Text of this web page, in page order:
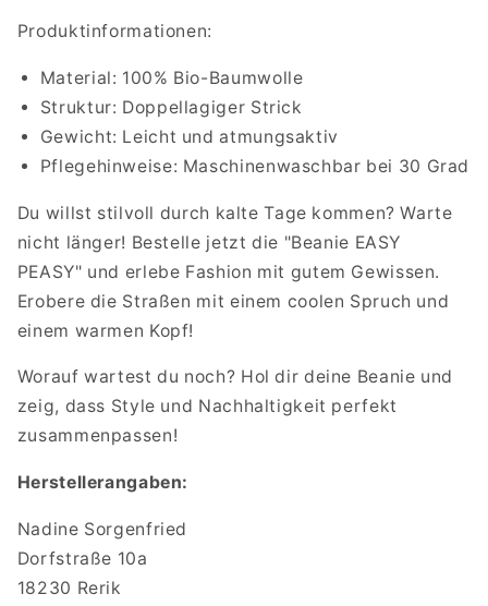
Produktinformationen:
Material: 100% Bio-Baumwolle
Struktur: Doppellagiger Strick
Gewicht: Leicht und atmungsaktiv
Pflegehinweise: Maschinenwaschbar bei 30 Grad
Du willst stilvoll durch kalte Tage kommen? Warte
nicht länger! Bestelle jetzt die "Beanie EASY
PEASY" und erlebe Fashion mit gutem Gewissen.
Erobere die Straßen mit einem coolen Spruch und
einem warmen Kopf!
Worauf wartest du noch? Hol dir deine Beanie und
zeig, dass Style und Nachhaltigkeit perfekt
zusammenpassen!
Herstellerangaben:
Nadine Sorgenfried
Dorfstraße 10a
18230 Rerik